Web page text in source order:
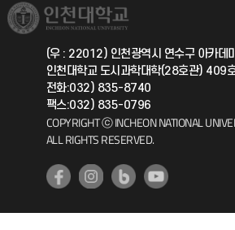
취업정보(학생)
총동문회
국제지원과
공자아카데미
기초교육원
(우 : 22012) 인천광역시 연수구 아카데
인천대학교 도시과학대학(28호관) 409
전화:032) 835-8740
팩스:032) 835-0796
COPYRIGHT ⓒ INCHEON NATIONAL
ALL RIGHTS RESERVED.